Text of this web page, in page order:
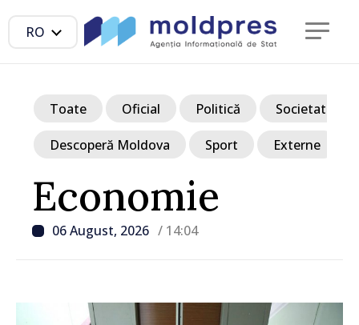
RO
Economie
06 August, 2026 / 14:04
Toate Oficial Politică Societate
Descoperă Moldova Sport Externe